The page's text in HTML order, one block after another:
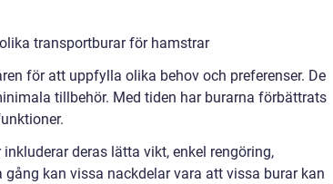
transportburar för hamstrar
för att uppfylla olika behov och preferenser. De
tillbehör. Med tiden har burarna förbättrats
deras lätta vikt, enkel rengöring,
kan vissa nackdelar vara att vissa burar kan